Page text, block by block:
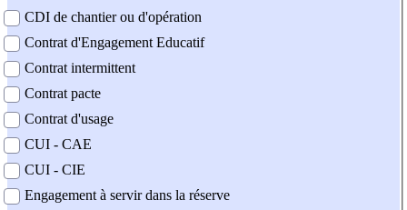
CDI de chantier ou d'opération
Contrat d'Engagement Educatif
Contrat intermittent
Contrat pacte
Contrat d'usage
CUI - CAE
CUI - CIE
Engagement à servir dans la réserve